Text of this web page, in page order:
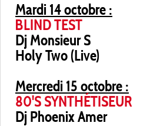
Mardi 14 octobre :
BLIND TEST
Dj Monsieur S
Holy Two (Live)
Mercredi 15 octobre :
80'S SYNTHÉTISEUR
Dj Phoenix Amer